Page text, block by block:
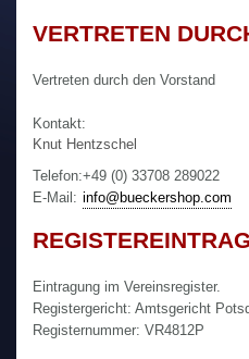
VERTRETEN
Vertreten durch den Vorstand
Kontakt:
Knut Hentzschel
Telefon:+49 (0) 33708 289022
E-Mail: info@bueckershop.com
Eintragung im Vereinsregister.
Registergericht: Amtsgericht
Registernummer: VR4812P